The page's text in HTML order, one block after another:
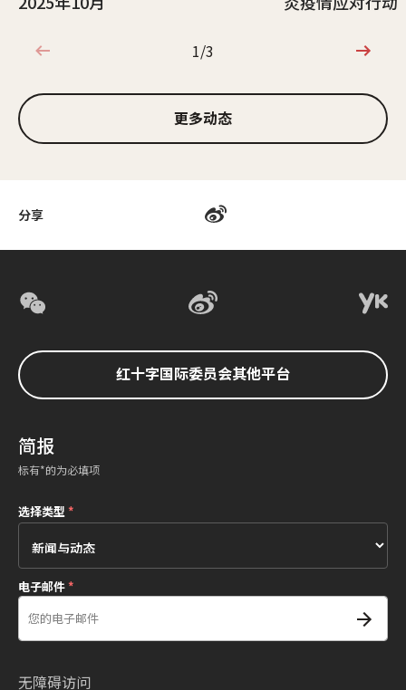
分享
1/3
1/3
更多动态
红十字国际委员会其他平台
简报
标有*的为必填项
选择类型 *
电子邮件*
无障碍访问